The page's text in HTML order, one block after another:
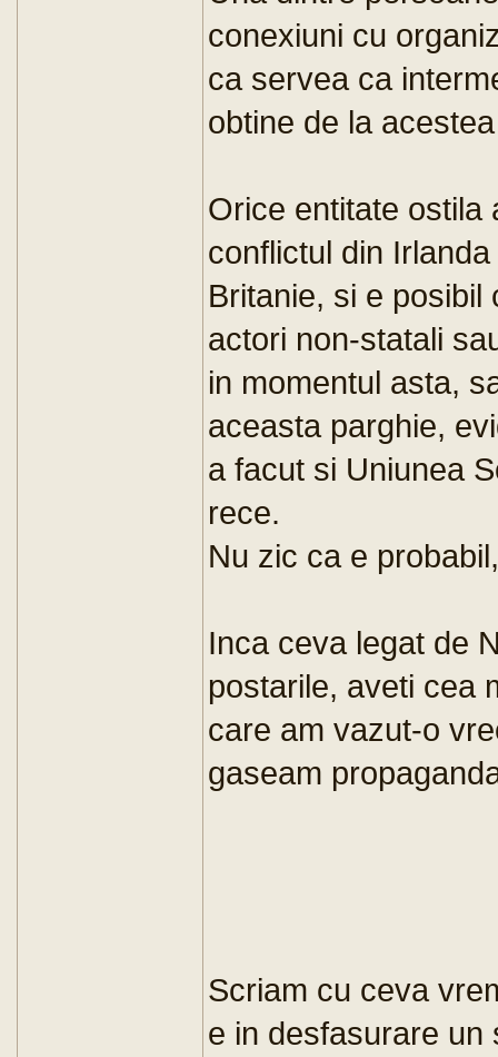
conexiuni cu
ca servea ca
obtine de la
Orice entitate ostila
conflictul din
Britanie, si e
actori non-statali
in momentul asta,
aceasta parghie,
a facut si Uniunea
rece.
Nu zic ca e
Inca ceva legat de
postarile, aveti cea
care am vazut-o
gaseam
Scriam cu ceva
e in desfasurare un